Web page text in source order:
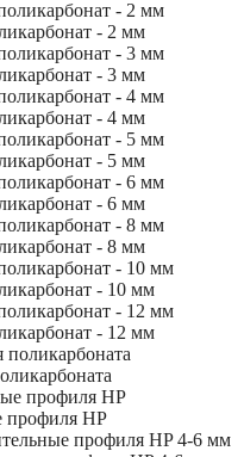
- 2 мм
- 3 мм
- 4 мм
- 5 мм
- 6 мм
- 8 мм
- 10 мм
- 12 мм
профиля HP